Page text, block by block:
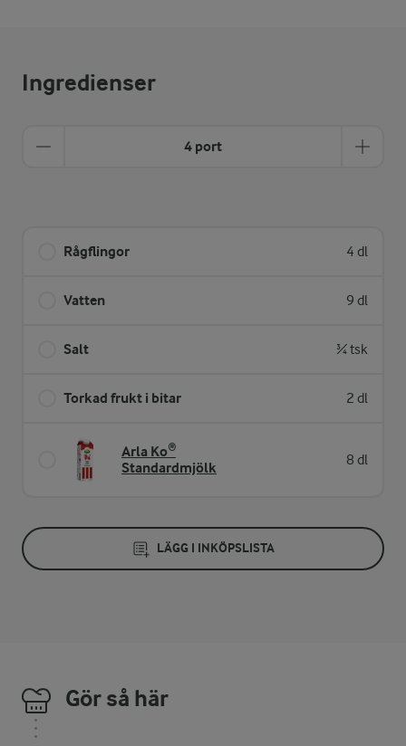
Ingredienser
4 port
Rågflingor 4 dl
Vatten 9 dl
Salt ¾ tsk
Torkad frukt i bitar 2 dl
Arla Ko®
Standardmjölk
8 dl
LÄGG I INKÖPSLISTA
Gör så här